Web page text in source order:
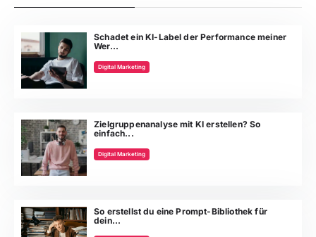
Schadet ein KI-Label der Performance meiner
Wer...
Digital Marketing
Zielgruppenanalyse mit KI erstellen? So
einfach...
Digital Marketing
So erstellst du eine Prompt-Bibliothek für
dein...